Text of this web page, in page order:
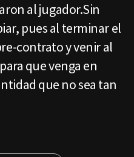
al jugador.Sin
pues al terminar el
contrato y venir al
que venga en
que no sea tan